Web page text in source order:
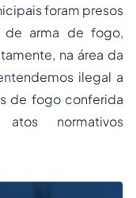
foram presos
de arma de fogo,
na área da
ilegal a
de fogo conferida
normativos